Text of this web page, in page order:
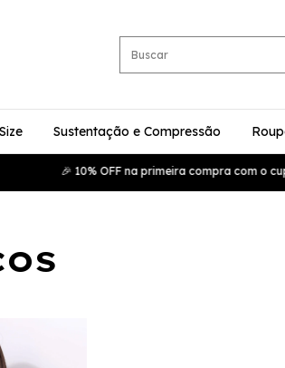
Sustentação e Compressão
🎉 10% OFF na primeira compra com o